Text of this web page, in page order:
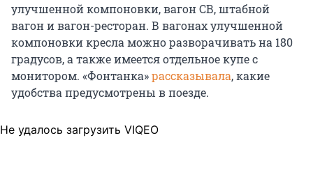
улучшенной компоновки, вагон СВ, штабной
вагон и вагон-ресторан. В вагонах улучшенной
компоновки кресла можно разворачивать на 180
градусов, а также имеется отдельное купе с
монитором. «Фонтанка»рассказывала, какие
удобства предусмотрены в поезде.
Не удалось загрузить VIQEO